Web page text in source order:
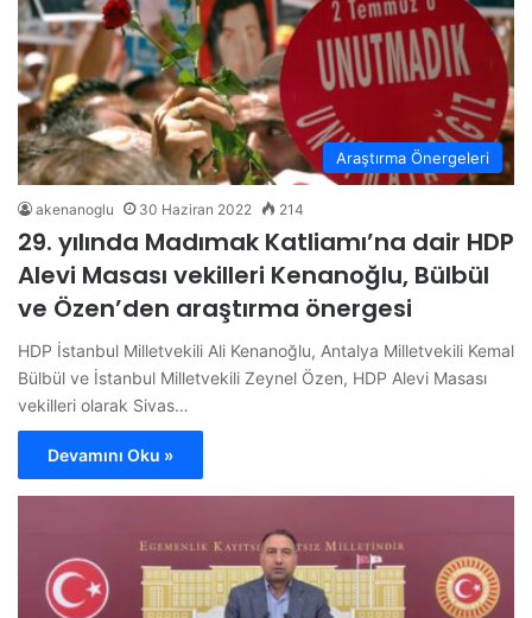
Araştırma Önergeleri
akenanoglu 30 Haziran 2022 214
29. yılında Madımak Katliamı’na dair HDP
Alevi Masası vekilleri Kenanoğlu, Bülbül
ve Özen’den araştırma önergesi
HDP İstanbul Milletvekili Ali Kenanoğlu, Antalya Milletvekili Kemal
Bülbül ve İstanbul Milletvekili Zeynel Özen, HDP Alevi Masası
vekilleri olarak Sivas…
Devamını Oku »